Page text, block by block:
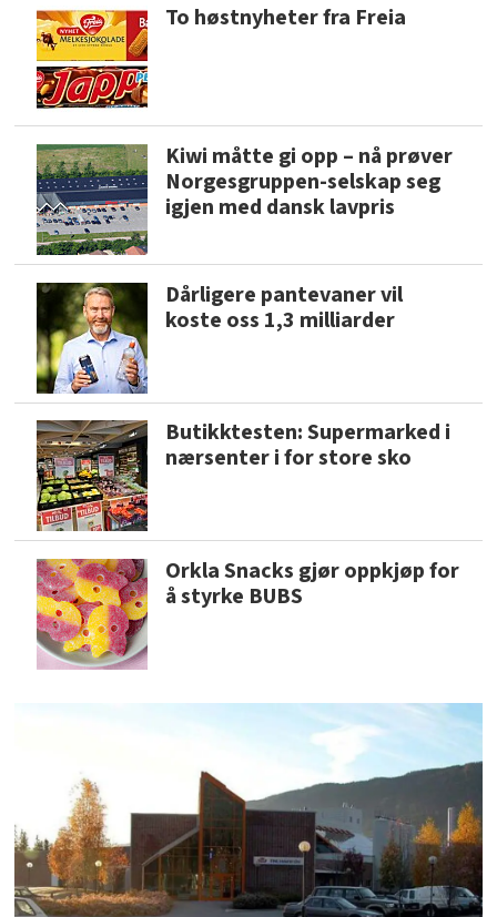
To høstnyheter fra Freia
Kiwi måtte gi opp – nå prøver
Norgesgruppen-selskap seg
igjen med dansk lavpris
Dårligere pantevaner vil
koste oss 1,3 milliarder
Butikktesten: Supermarked i
nærsenter i for store sko
Orkla Snacks gjør oppkjøp for
å styrke BUBS